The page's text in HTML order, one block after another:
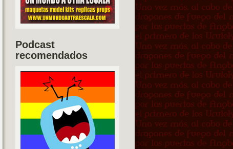
Podcast
recomendados